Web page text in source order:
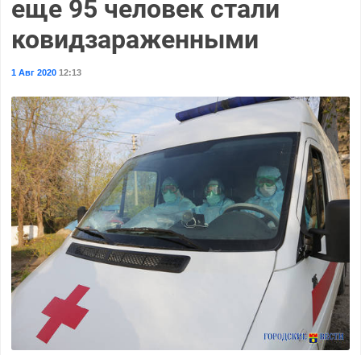
еще 95 человек стали
ковидзараженными
1 Авг 202012:13